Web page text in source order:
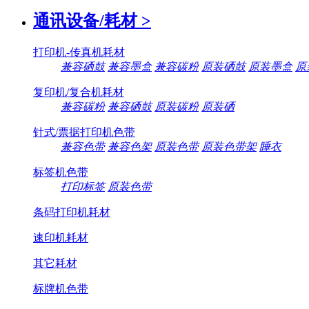
通讯设备/耗材 >
打印机-传真机耗材
兼容硒鼓 兼容墨盒 兼容碳粉 原装硒鼓 原装墨盒
复印机/复合机耗材
兼容碳粉 兼容硒鼓 原装碳粉 原装硒
针式/票据打印机色带
兼容色带 兼容色架 原装色带 原装色带架 睡衣
标签机色带
打印标签 原装色带
条码打印机耗材
速印机耗材
其它耗材
标牌机色带